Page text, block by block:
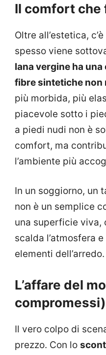
Il comfort che
Oltre all’estetica,
spesso viene
lana vergine ha
fibre sintetiche non
più morbida, più
piacevole sotto i
a piedi nudi non è
comfort, ma
l’ambiente più
In un soggiorno, un
non è un semplice
una superficie viva,
scalda l’atmosfera
elementi dell’arredo.
L’affare del
compromessi)
Il vero colpo di
prezzo. Con lo